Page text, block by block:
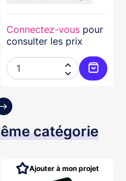
au panier
Connectez-vous pour
consulter les prix


catégorie
Ajouter à mon projet